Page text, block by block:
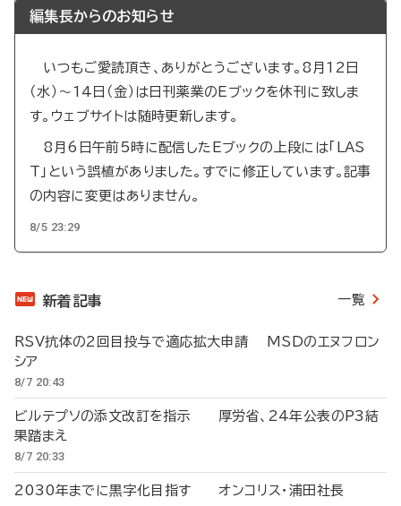
編集長からのお知らせ
いつもご愛読頂き、ありがとうございます。8月12日
（水）～14日（金）は日刊薬業のEブックを休刊に致しま
す。ウェブサイトは随時更新します。
8月6日午前5時に配信したEブックの上段には「LAS
T」という誤植がありました。すでに修正しています。記事
の内容に変更はありません。
8/5 23:29
新着記事 一覧
RSV抗体の2回目投与で適応拡大申請 MSDのエヌフロン
シア
8/7 20:43
ビルテプソの添文改訂を指示 厚労省、24年公表のP3結
果踏まえ
8/7 20:33
2030年までに黒字化目指す オンコリス・浦田社長